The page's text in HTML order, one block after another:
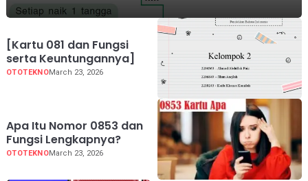
[Kartu 081 dan Fungsi
serta Keuntungannya]
OTOTEKNOMarch 23, 2026
Apa Itu Nomor 0853 dan
Fungsi Lengkapnya?
OTOTEKNOMarch 23, 2026